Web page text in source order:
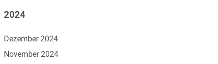
2024
Dezember 2024
November 2024